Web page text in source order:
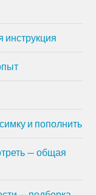
инструкция
и пополнить
— общая